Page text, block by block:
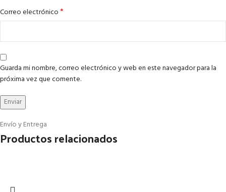
Correo electrónico*
Guarda mi nombre, correo electrónico y web en este navegador para la
próxima vez que comente.
Envío y Entrega
Productos relacionados